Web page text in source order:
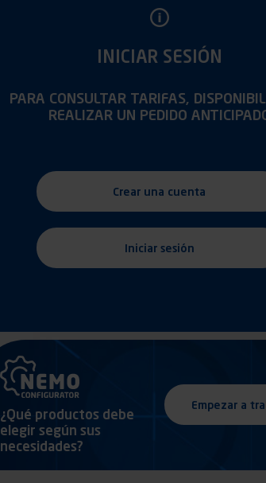
INICIAR SESIÓN
PARA CONSULTAR TARIFAS,
REALIZAR UN PEDIDO
Crear una cuenta
Iniciar sesión
¿Qué productos debe
elegir según sus
necesidades?
Empezar a